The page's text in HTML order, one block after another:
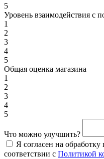
5
Уровень взаимодействия с
1
2
3
4
5
Общая оценка магазина
1
2
3
4
5
Что можно улучшить?
Я согласен на
соответствии с Политикой